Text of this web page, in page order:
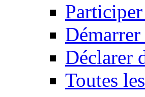
Déclarer
Toutes